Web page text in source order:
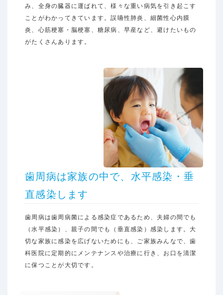
み、全身の臓器に運ばれて、様々な重い病気を引き起こす
ことがわかってきています。誤嚥性肺炎、細菌性心内膜
炎、心筋梗塞・脳梗塞、糖尿病、早産など、避けたいもの
がたくさんあります。
歯周病は家族の中で、水平感染・垂
直感染します
歯周病は歯周病菌による感染症であるため、夫婦の間でも
（水平感染）、親子の間でも（垂直感染）感染します。大
切な家族に感染を広げないためにも、ご家族みんなで、歯
科医院に定期的にメンテナンスや治療に行き、お口を清潔
に保つことが大切です。